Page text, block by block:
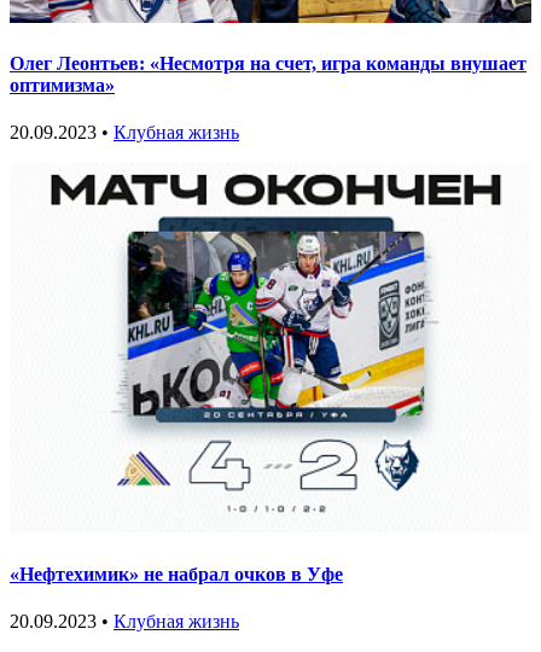
Олег Леонтьев: «Несмотря на счет, игра команды внушает
оптимизма»
20.09.2023 • Клубная жизнь
«Нефтехимик» не набрал очков в Уфе
20.09.2023 • Клубная жизнь